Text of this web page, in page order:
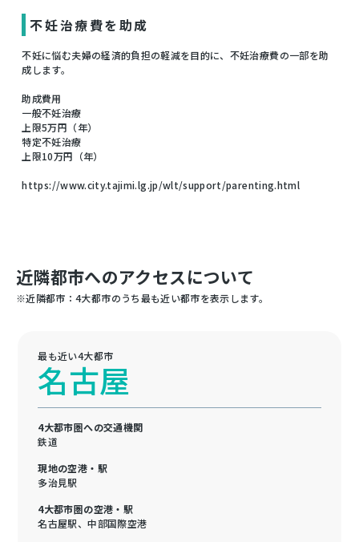
不妊治療費を助成
不妊に悩む夫婦の経済的負担の軽減を目的に、不妊治療費の一部を助
成します。
助成費用
一般不妊治療
上限5万円（年）
特定不妊治療
上限10万円（年）
https://www.city.tajimi.lg.jp/wlt/support/parenting.html
近隣都市へのアクセスについて
※近隣都市：4大都市のうち最も近い都市を表示します。
最も近い4大都市
名古屋
4大都市圏への交通機関
鉄道
現地の空港・駅
多治見駅
4大都市圏の空港・駅
名古屋駅、中部国際空港